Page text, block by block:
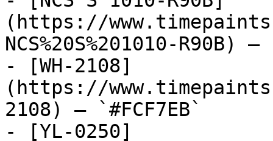
(https://
NCS%20S%201010-R90B)
- [WH-2108]
(https://
2108) — `#FCF7EB`
- [YL-0250]